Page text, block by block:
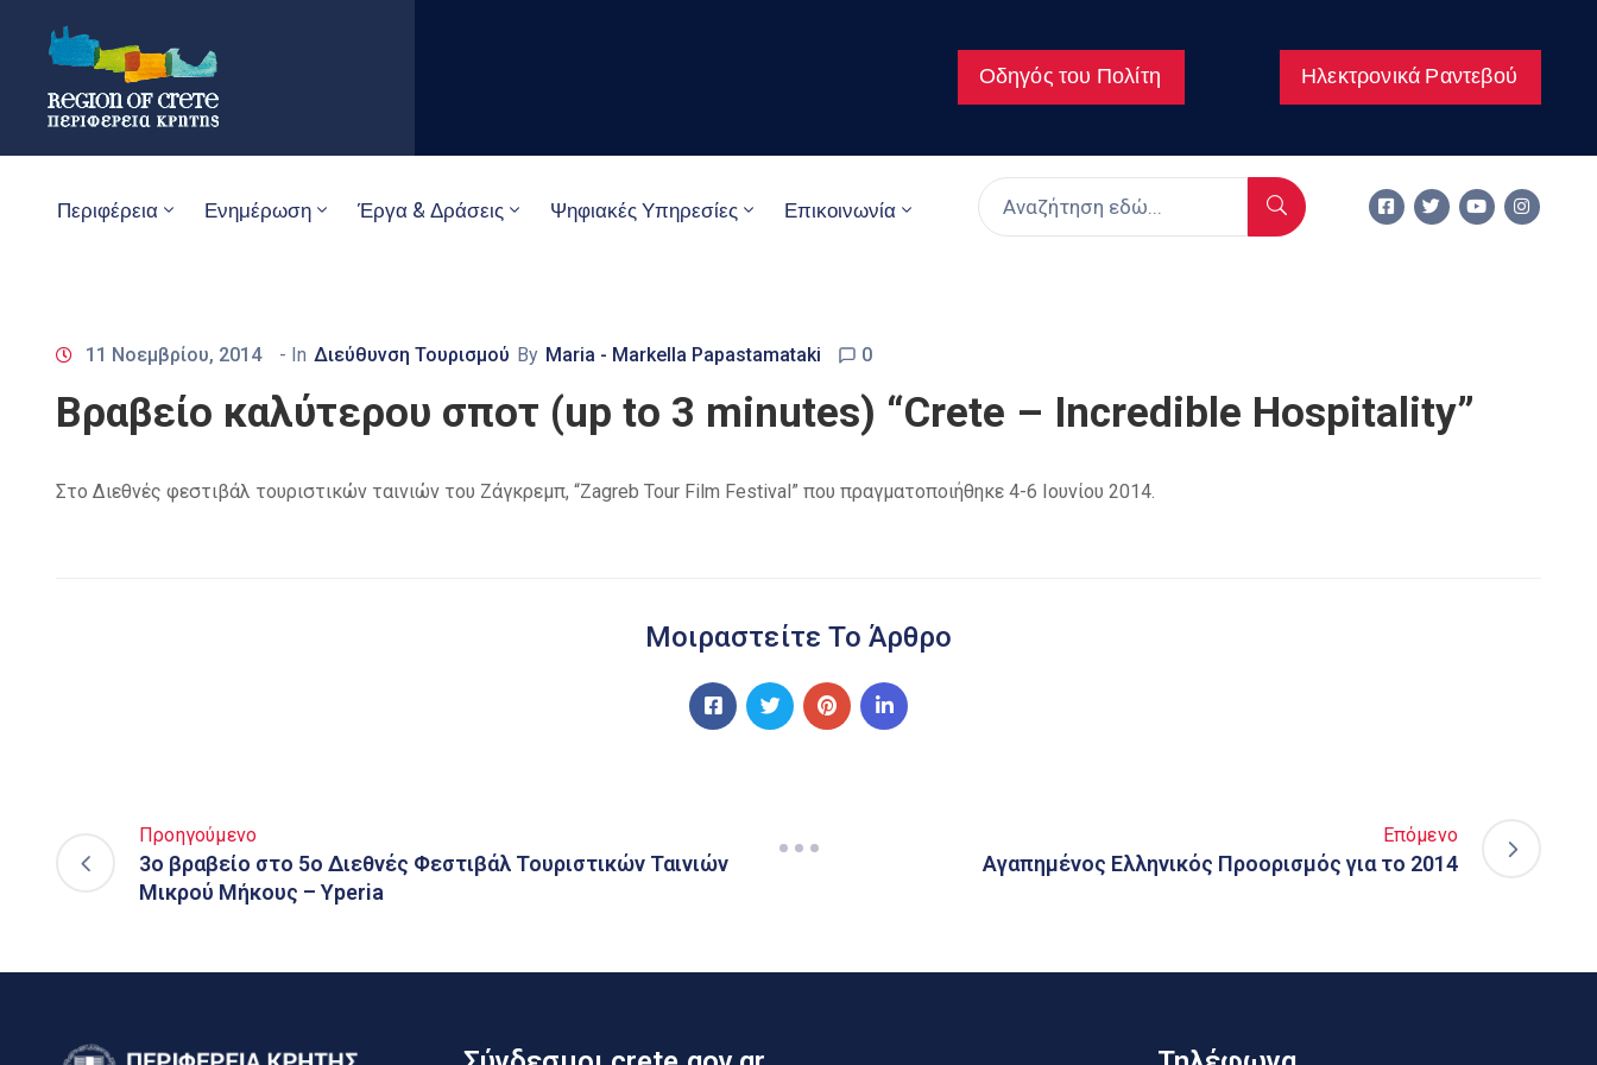
Οδηγός του Πολίτη Ηλεκτρονικά Ραντεβού
Περιφέρεια Ενημέρωση Έργα & Δράσεις Ψηφιακές Υπηρεσίες Επικοινωνία
11 Νοεμβρίου, 2014 - In Διεύθυνση Τουρισμού By Maria - Markella Papastamataki 0
Βραβείο καλύτερου σποτ (up to 3 minutes) “Crete – Incredible Hospitality”
Στο Διεθνές φεστιβάλ τουριστικών ταινιών του Ζάγκρεμπ, “Zagreb Tour Film Festival” που πραγματοποιήθηκε 4-6 Ιουνίου 2014.
Μοιραστείτε Το Άρθρο
Προηγούμενο
3o βραβείο στο 5o Διεθνές Φεστιβάλ Τουριστικών Ταινιών
Μικρού Μήκους – Yperia
Επόμενο
Αγαπημένος Ελληνικός Προορισμός για το 2014